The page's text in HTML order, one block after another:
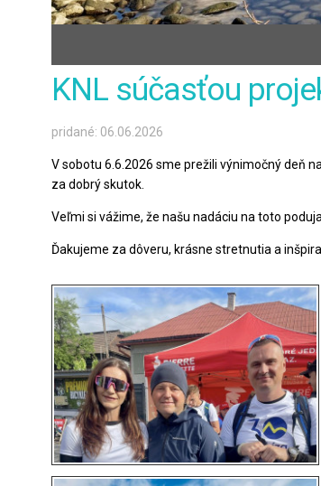
KNL súčasťou
pridané: 06.06.2026
V sobotu 6.6.2026 sme prežili výnimočný deň
za dobrý skutok.
Veľmi si vážime, že našu nadáciu na toto
Ďakujeme za dôveru, krásne stretnutia a